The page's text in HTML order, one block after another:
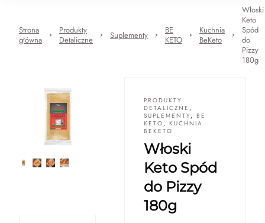
Strona
główna
Produkty
Detaliczne
Suplementy
BE
KETO
Kuchnia
BeKeto
Włoski
Keto
Spód
do
Pizzy
180g
PRODUKTY
DETALICZNE ,
SUPLEMENTY, BE
KETO , KUCHNIA
BEKETO
Włoski
Keto Spód
do Pizzy
180g